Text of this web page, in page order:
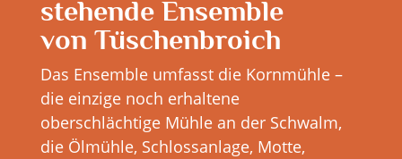
stehende Ensemble
von Tüschenbroich
Das Ensemble umfasst die Kornmühle –
die einzige noch erhaltene
oberschlächtige Mühle an der Schwalm,
die Ölmühle, Schlossanlage, Motte,